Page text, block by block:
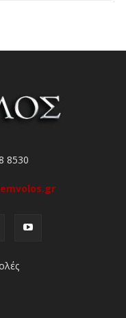
8530